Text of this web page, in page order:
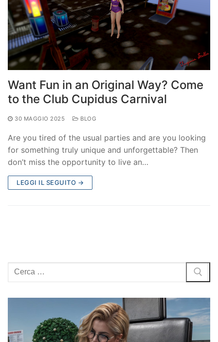
Want Fun in an Original Way? Come
to the Club Cupidus Carnival
30 MAGGIO 2025 BLOG
Are you tired of the usual parties and are you looking
for something truly unique and unforgettable? Then
don’t miss the opportunity to live an…
LEGGI IL SEGUITO →
Cerca: